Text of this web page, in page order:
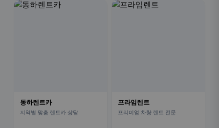
동하렌트카
지역별 맞춤 렌트카 상담
프라임렌트
프리미엄 차량 렌트 전문